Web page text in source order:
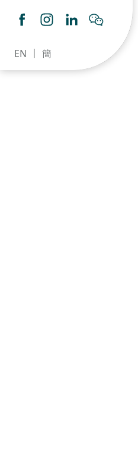
感染及傳染病科
心理衛生服務 / 精神科
仁安眼科中心
EN 簡